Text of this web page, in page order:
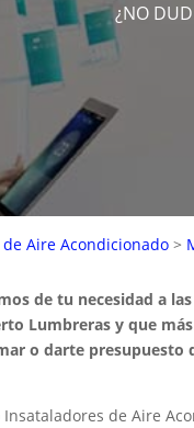
¿NO
Aire Acondicionado >
de tu necesidad a
Lumbreras y que
o darte presupuesto
de Aire